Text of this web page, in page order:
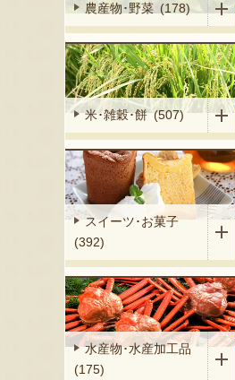
農産物･野菜 (178)
米･雑穀･餅 (507)
スイーツ･お菓子
(392)
水産物･水産加工品
(175)